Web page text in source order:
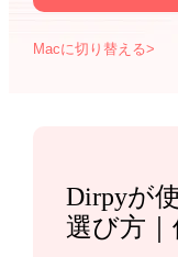
Macに切り替える>
Dirpyが
選び方